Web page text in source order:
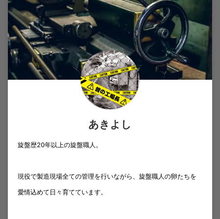
あきよし
旋盤歴20年以上の旋盤職人。
現役で製造現場全ての管理を行いながら、旋盤職人の卵たちを
愛情込めて日々育てています。